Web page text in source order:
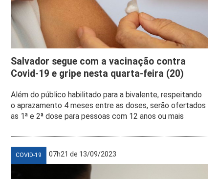
Salvador segue com a vacinação contra
Covid-19 e gripe nesta quarta-feira (20)
Além do público habilitado para a bivalente, respeitando
o aprazamento 4 meses entre as doses, serão ofertados
as 1ª e 2ª dose para pessoas com 12 anos ou mais
COVID-19 07h21 de 13/09/2023